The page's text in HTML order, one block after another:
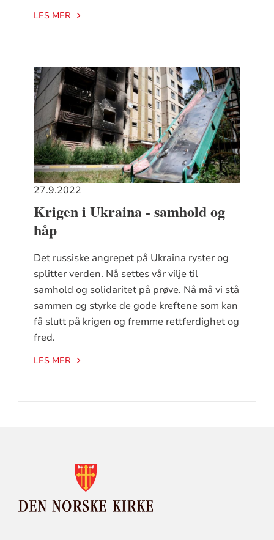
LES MER
27.9.2022
Krigen i Ukraina - samhold og
håp
Det russiske angrepet på Ukraina ryster og
splitter verden. Nå settes vår vilje til
samhold og solidaritet på prøve. Nå må vi stå
sammen og styrke de gode kreftene som kan
få slutt på krigen og fremme rettferdighet og
fred.
LES MER
NORSKE
KIRKE